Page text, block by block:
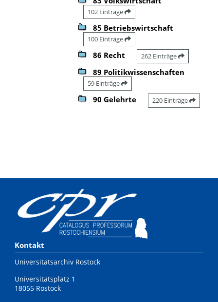
102 Einträge
85 Betriebswirtschaft
100 Einträge
86 Recht 262 Einträge
89 Politikwissenschaften
59 Einträge
90 Gelehrte 220 Einträge
Kontakt
Universitätsarchiv Rostock
Universitätsplatz 1
18055 Rostock